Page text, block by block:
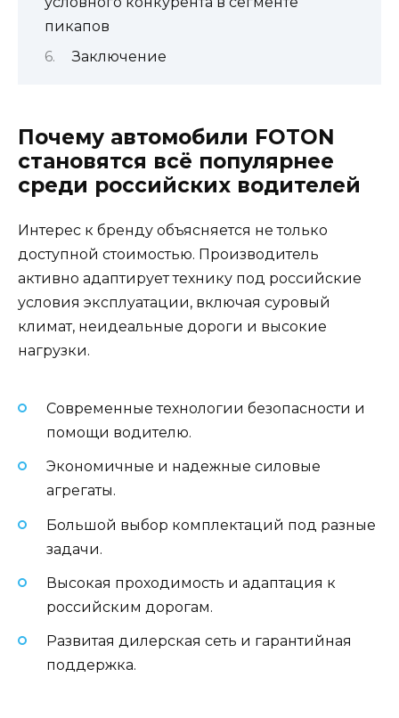
пикапов
Заключение
Почему автомобили FOTON
становятся всё популярнее
среди российских водителей
Интерес к бренду объясняется не только
доступной стоимостью. Производитель
активно адаптирует технику под российские
условия эксплуатации, включая суровый
климат, неидеальные дороги и высокие
нагрузки.
Современные технологии безопасности и
помощи водителю.
Экономичные и надежные силовые
агрегаты.
Большой выбор комплектаций под разные
задачи.
Высокая проходимость и адаптация к
российским дорогам.
Развитая дилерская сеть и гарантийная
поддержка.